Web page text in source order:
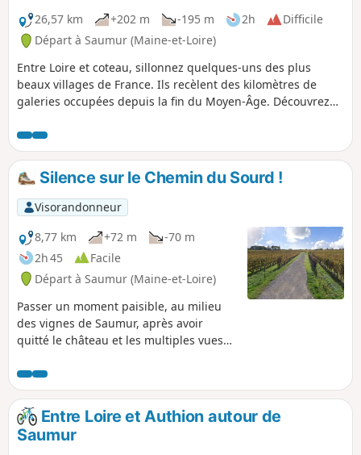
26,57 km +202 m -195 m 2h
Difficile
Départ à Saumur (Maine-et-Loire)
Entre Loire et coteau, sillonnez quelques-uns des plus
beaux villages de France. Ils recèlent des kilomètres de
galeries occupées depuis la fin du Moyen-Âge. Découvrez
moulins, lavoirs, loges de vigne, caves de dégustation...
Attention : Bien respecter le sens de circulation, le parcours
est partagé avec des randonneurs équestres.
Silence sur le Chemin du Sourd !
Visorandonneur
8,77 km
+72 m
-70 m
2h 45
Facile
Départ à Saumur (Maine-et-Loire)
Passer un moment paisible, au milieu
des vignes de Saumur, après avoir
quitté le château et les multiples vues
Entre Loire et Authion autour de
Saumur